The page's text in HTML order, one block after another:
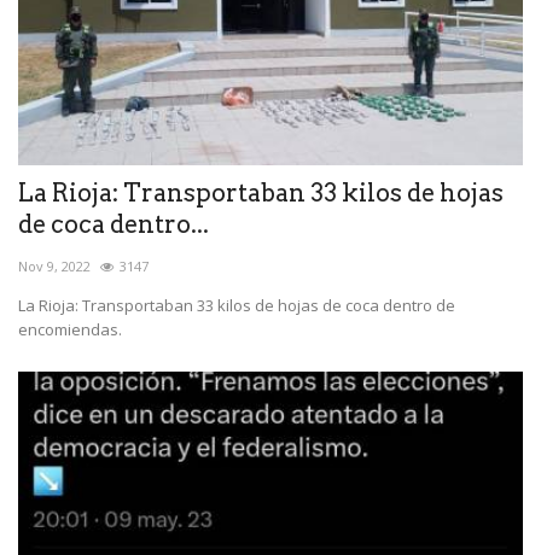
La Rioja: Transportaban 33 kilos de hojas
de coca dentro...
Nov 9, 2022 3147
La Rioja: Transportaban 33 kilos de hojas de coca dentro de
encomiendas.